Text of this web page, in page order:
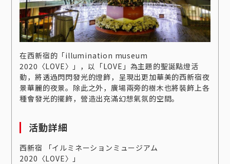
在西新宿的「illumination museum
2020〈LOVE〉」，以「LOVE」為主題的聖誕點燈活
動，將透過閃閃發光的燈飾，呈現出更加華美的西新宿夜
景華麗的夜景。除此之外，廣場兩旁的樹木也將裝飾上各
種會發光的擺飾，營造出充滿幻想氣氛的空間。
活動詳細
西新宿 「イルミネーションミュージアム
2020〈LOVE〉」